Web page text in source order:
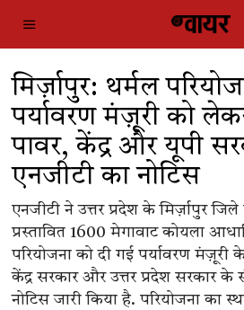
मिर्ज़ापुर: थर्मल
पर्यावरण मंज़ूरी को
पावर, केंद्र और यूपी
एनजीटी का नोटिस
एनजीटी ने उत्तर प्रदेश के मिर्ज़ापुर
प्रस्तावित 1600 मेगावाट कोयला
परियोजना को दी गई पर्यावरण मंज़ूरी
केंद्र सरकार और उत्तर प्रदेश सरकार के
नोटिस जारी किया है. परियोजना का